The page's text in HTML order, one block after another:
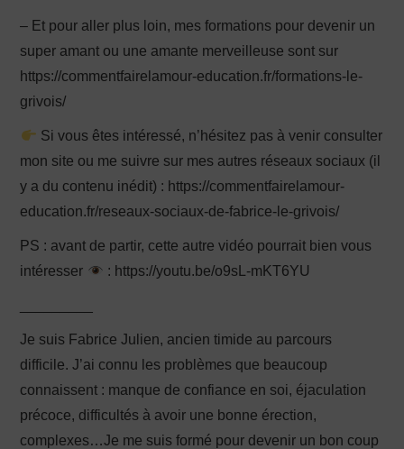
– Et pour aller plus loin, mes formations pour devenir un
super amant ou une amante merveilleuse sont sur
https://commentfairelamour-education.fr/formations-le-
grivois/
Si vous êtes intéressé, n’hésitez pas à venir consulter
mon site ou me suivre sur mes autres réseaux sociaux (il
y a du contenu inédit) : https://commentfairelamour-
education.fr/reseaux-sociaux-de-fabrice-le-grivois/
PS : avant de partir, cette autre vidéo pourrait bien vous
intéresser
: https://youtu.be/o9sL-mKT6YU
Je suis Fabrice Julien, ancien timide au parcours
difficile. J’ai connu les problèmes que beaucoup
connaissent : manque de confiance en soi, éjaculation
précoce, difficultés à avoir une bonne érection,
complexes…Je me suis formé pour devenir un bon coup